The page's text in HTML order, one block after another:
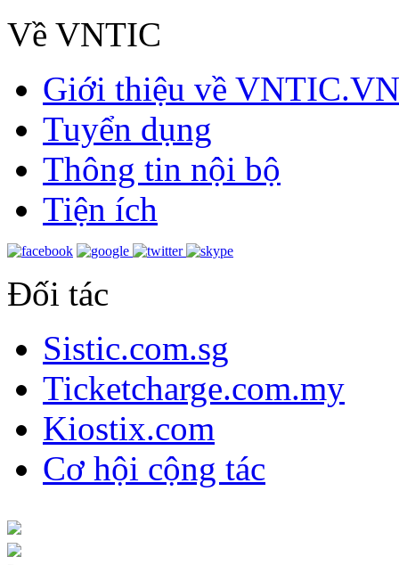
Về VNTIC
Giới thiệu về VNTIC.VN
Tuyển dụng
Thông tin nội bộ
Tiện ích
Đối tác
Sistic.com.sg
Ticketcharge.com.my
Kiostix.com
Cơ hội cộng tác